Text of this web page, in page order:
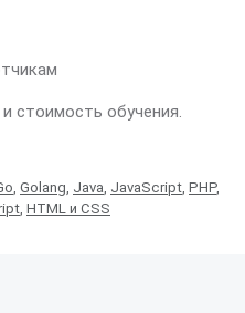
стоимость обучения.
, Golang, Java, JavaScript, PHP,
, HTML и CSS